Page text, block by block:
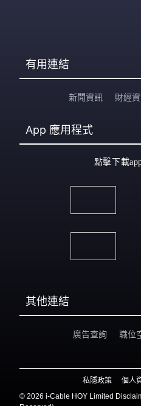
有用連結
新聞資訊 財經
App 應用程式
點擊下載
其他連結
廣告查詢 職位
私隱政策
個人
© 2026 i-Cable HOY Limited